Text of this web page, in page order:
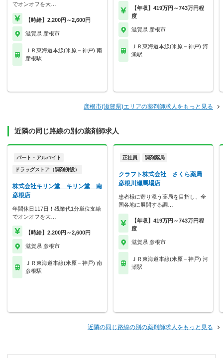
でオンオフを大…
【時給】2,200円～2,600円
滋賀県 彦根市
ＪＲ東海道本線(米原－神戸) 南
彦根駅
【年収】419万円～743万円程
度
滋賀県 彦根市
ＪＲ東海道本線(米原－神戸) 河
瀬駅
彦根市(滋賀県)エリアの薬剤師求人をもっと見る
近隣の同じ路線の別の薬剤師求人
パート・アルバイト
ドラッグストア（調剤併設）
株式会社キリン堂 キリン堂 南
彦根店
年間休日117日！残業代1分単位支給
でオンオフを大…
【時給】2,200円～2,600円
滋賀県 彦根市
ＪＲ東海道本線(米原－神戸) 南
彦根駅
正社員 調剤薬局
クラフト株式会社 さくら薬局
彦根川瀬馬場店
患者様に寄り添う薬局を目指し、全
国各地に展開する調…
【年収】419万円～743万円程
度
滋賀県 彦根市
ＪＲ東海道本線(米原－神戸) 河
瀬駅
近隣の同じ路線の別の薬剤師求人をもっと見る